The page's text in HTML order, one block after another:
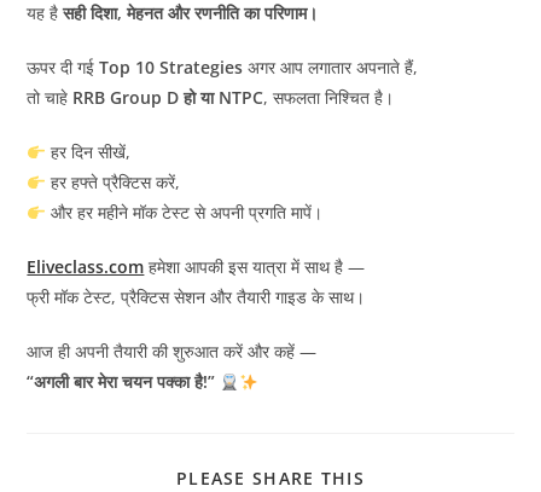
यह हैसही दिशा, मेहनत और रणनीति का परिणाम।
ऊपर दी गईTop 10 Strategies अगर आप लगातार अपनाते हैं,
तो चाहे RRB Group D हो या NTPC, सफलता निश्चित है।
हर दिन सीखें,
हर हफ्ते प्रैक्टिस करें,
और हर महीने मॉक टेस्ट से अपनी प्रगति मापें।
Eliveclass.com हमेशा आपकी इस यात्रा में साथ है —
फ्री मॉक टेस्ट, प्रैक्टिस सेशन और तैयारी गाइड के साथ।
आज ही अपनी तैयारी की शुरुआत करें और कहें —
“अगली बार मेरा चयन पक्का है!”
PLEASE SHARE THIS